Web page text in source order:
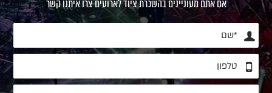
אם אתם מעוניינים בהשכרת ציוד לארועים צרו איתנו קשר